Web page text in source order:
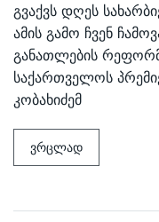
გვაქვს დღეს
ამის გამო ჩვენ
განათლების
საქართველოს
კობახიძემ
ვრცლად